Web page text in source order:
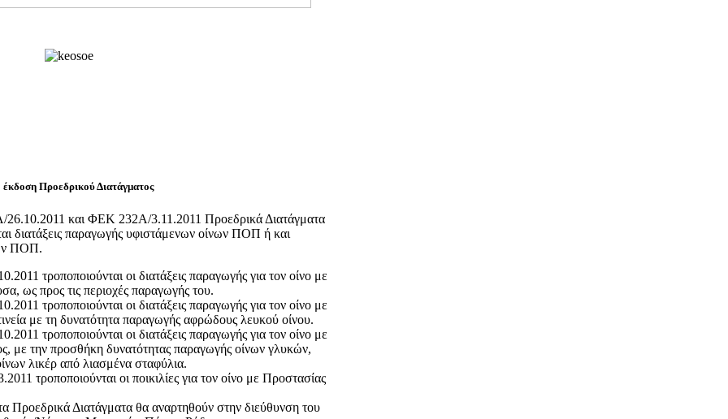
Προεδρικού Διατάγματος
και ΦΕΚ 232Α/3.11.2011 Προεδρικά Διατάγματα
διατάξεις παραγωγής υφιστάμενων οίνων ΠΟΠ ή και
ΠΟΠ.
τροποποιούνται οι διατάξεις παραγωγής για τον οίνο με
ως προς τις περιοχές παραγωγής του.
τροποποιούνται οι διατάξεις παραγωγής για τον οίνο με
με τη δυνατότητα παραγωγής αφρώδους λευκού οίνου.
τροποποιούνται οι διατάξεις παραγωγής για τον οίνο με
με την προσθήκη δυνατότητας παραγωγής οίνων γλυκών,
λικέρ από λιασμένα σταφύλια.
τροποποιούνται οι ποικιλίες για τον οίνο με Προστασίας
Προεδρικά Διατάγματα θα αναρτηθούν στην διεύθυνση του